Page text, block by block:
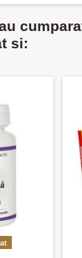
si: